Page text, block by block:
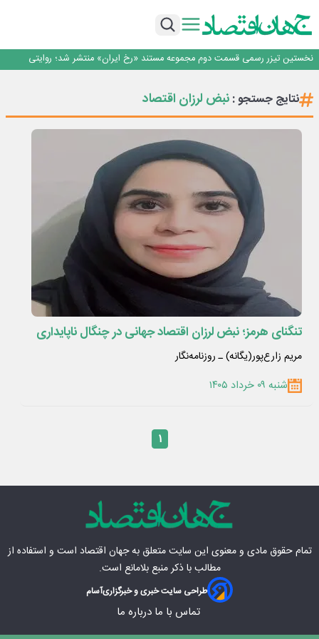
دیده شود.
مراسم تقدیر از خبرنگاران شهر بهارستان به مناسبت روز خبرنگار، با حضور مدیرعامل،
در مسیر حکمرانی هوشمند
نخستین تیزر رسمی قسمت دوم مجموعه مستند «رخ ایران» منتشر شد؛ روایتی
تصویری از ظرفیت‌ها، جاذبه‌های تاریخی، فرهنگی و طبیعی استان زنجان
گهرزمین در بردسیر*
از یک ایده شروع شد؛ از ذهنی خلاق و نوآور شکل گرفت؛ و حالا وقت آن است که
دیده شود.
مراسم تقدیر از خبرنگاران شهر بهارستان به مناسبت روز خبرنگار، با حضور مدیرعامل،
نتایج جستجو :نبض لرزان اقتصاد
تنگنای هرمز؛ نبض لرزان اقتصاد جهانی در چنگال ناپایداری
مریم زارع‌پور(یگانه) ـ روزنامه‌نگار
شنبه ۰۹ خرداد ۱۴۰۵
۱
تمام حقوق مادی‌ و معنوی این سایت متعلق بهجهان اقتصاد است و استفاده از
مطالب با ذکر منبع بلامانع است.
طراحی سایت خبری و خبرگزاریآسام
تماس با ما درباره ما